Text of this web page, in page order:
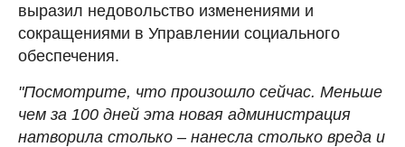
выразил недовольство изменениями и
сокращениями в Управлении социального
обеспечения.
"Посмотрите, что произошло сейчас. Меньше
чем за 100 дней эта новая администрация
натворила столько – нанесла столько вреда и